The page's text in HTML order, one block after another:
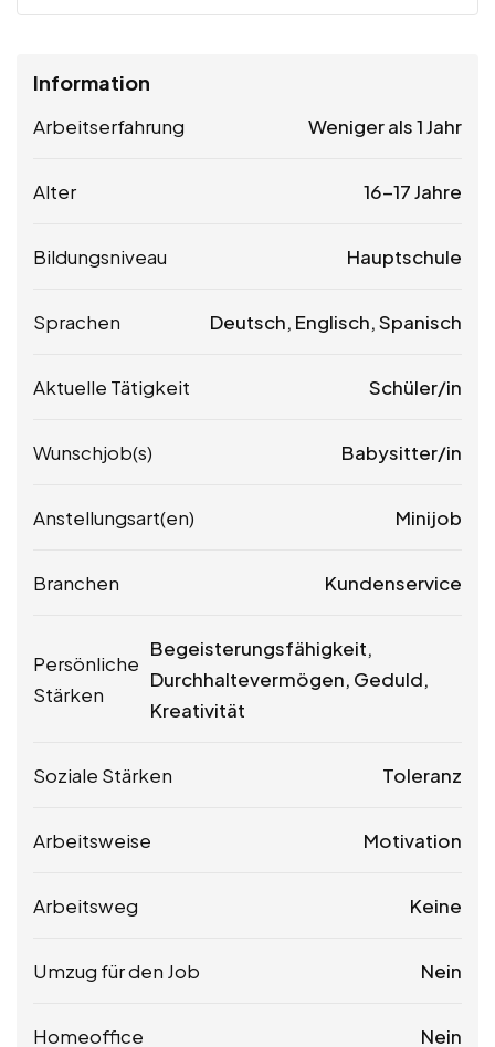
Information
Arbeitserfahrung Weniger als 1 Jahr
Alter 16-17 Jahre
Bildungsniveau Hauptschule
Sprachen Deutsch, Englisch, Spanisch
Aktuelle Tätigkeit Schüler/in
Wunschjob(s) Babysitter/in
Anstellungsart(en) Minijob
Branchen Kundenservice
Persönliche
Stärken
Begeisterungsfähigkeit,
Durchhaltevermögen, Geduld,
Kreativität
Soziale Stärken Toleranz
Arbeitsweise Motivation
Arbeitsweg Keine
Umzug für den Job Nein
Homeoffice Nein